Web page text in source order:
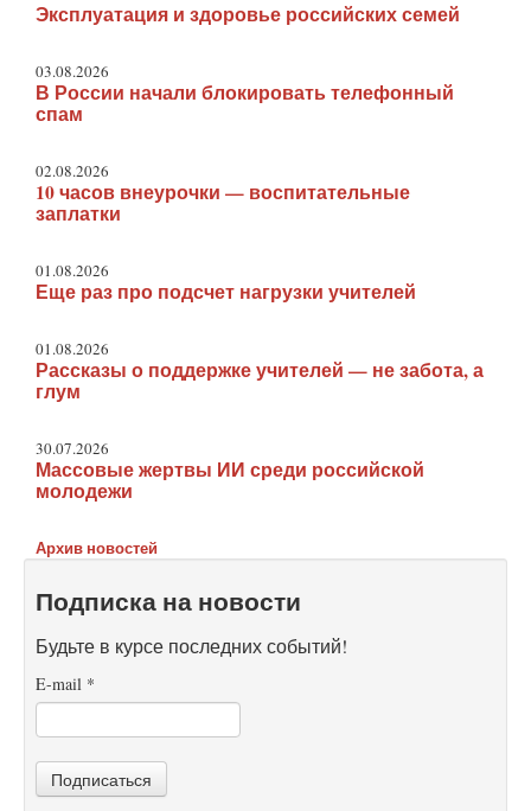
Эксплуатация и здоровье российских семей
03.08.2026
В России начали блокировать телефонный
спам
02.08.2026
10 часов внеурочки — воспитательные
заплатки
01.08.2026
Еще раз про подсчет нагрузки учителей
01.08.2026
Рассказы о поддержке учителей — не забота, а
глум
30.07.2026
Массовые жертвы ИИ среди российской
молодежи
Архив новостей
Подписка на новости
Будьте в курсе последних событий!
E-mail *
Подписаться